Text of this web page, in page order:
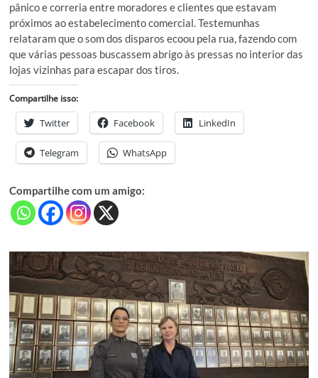
pânico e correria entre moradores e clientes que estavam
próximos ao estabelecimento comercial. Testemunhas
relataram que o som dos disparos ecoou pela rua, fazendo com
que várias pessoas buscassem abrigo às pressas no interior das
lojas vizinhas para escapar dos tiros.
Compartilhe isso:
Twitter Facebook LinkedIn
Telegram WhatsApp
Compartilhe com um amigo: